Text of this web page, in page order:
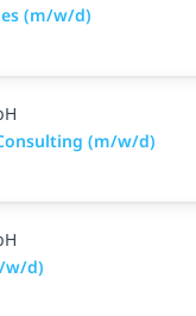
(m/w/d)
(m/w/d)
w/d)